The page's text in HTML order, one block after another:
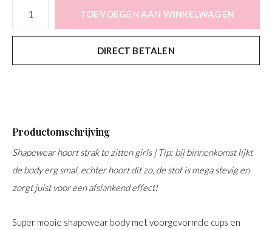
TOEVOEGEN AAN WINKELWAGEN
DIRECT BETALEN
Productomschrijving
Shapewear hoort strak te zitten girls | Tip: bij binnenkomst lijkt
de body erg smal, echter hoort dit zo, de stof is mega stevig en
zorgt juist voor een afslankend effect!
Super mooie shapewear body met voorgevormde cups en